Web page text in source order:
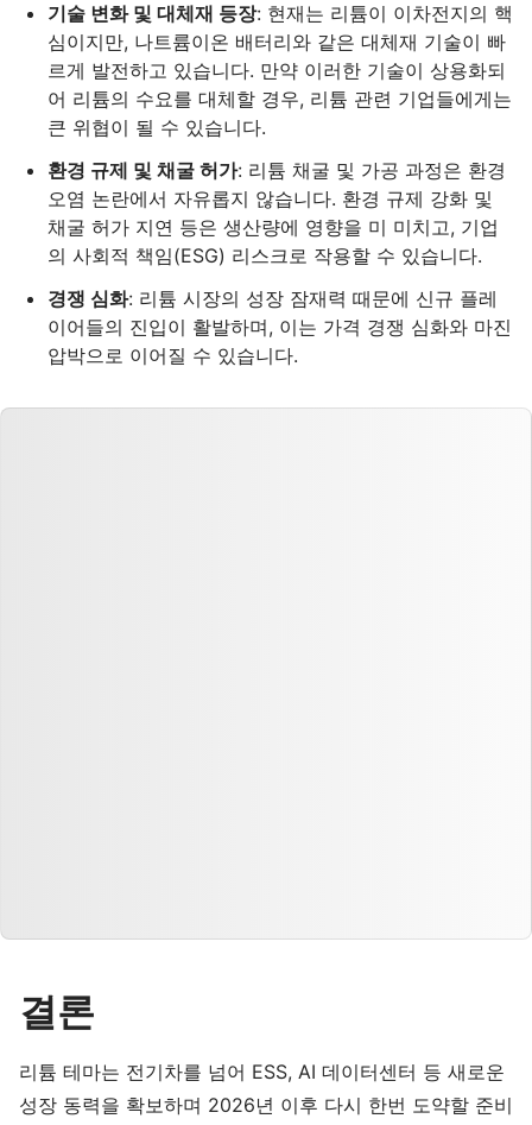
기술 변화 및 대체재 등장: 현재는 리튬이 이차전지의 핵
심이지만, 나트륨이온 배터리와 같은 대체재 기술이 빠
르게 발전하고 있습니다. 만약 이러한 기술이 상용화되
어 리튬의 수요를 대체할 경우, 리튬 관련 기업들에게는
큰 위협이 될 수 있습니다.
환경 규제 및 채굴 허가: 리튬 채굴 및 가공 과정은 환경
오염 논란에서 자유롭지 않습니다. 환경 규제 강화 및
채굴 허가 지연 등은 생산량에 영향을 미 미치고, 기업
의 사회적 책임(ESG) 리스크로 작용할 수 있습니다.
경쟁 심화: 리튬 시장의 성장 잠재력 때문에 신규 플레
이어들의 진입이 활발하며, 이는 가격 경쟁 심화와 마진
압박으로 이어질 수 있습니다.
결론
리튬 테마는 전기차를 넘어 ESS, AI 데이터센터 등 새로운
성장 동력을 확보하며 2026년 이후 다시 한번 도약할 준비